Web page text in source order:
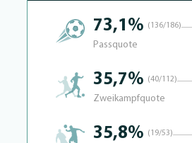
73,1% (136/186)
Passquote
35,7% (40/112)
Zweikampfquote
35,8% (19/53)